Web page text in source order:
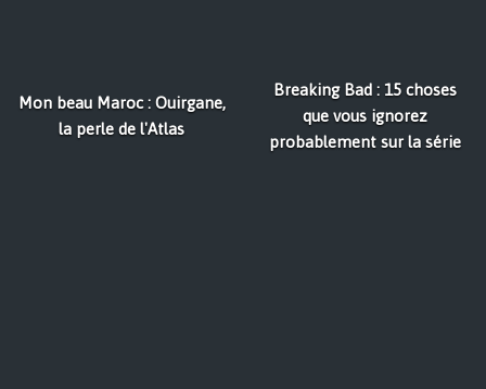
Mon beau Maroc : Ouirgane,
la perle de l'Atlas
Breaking Bad : 15 choses
que vous ignorez
probablement sur la série